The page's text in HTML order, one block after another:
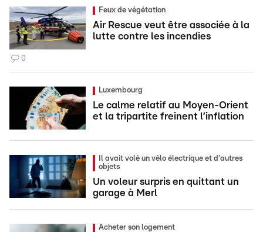
Feux de végétation
Air Rescue veut être associée à la
lutte contre les incendies
0
Luxembourg
Le calme relatif au Moyen-Orient
et la tripartite freinent l’inflation
Il avait volé un vélo électrique et d'autres
objets
Un voleur surpris en quittant un
garage à Merl
Acheter son logement